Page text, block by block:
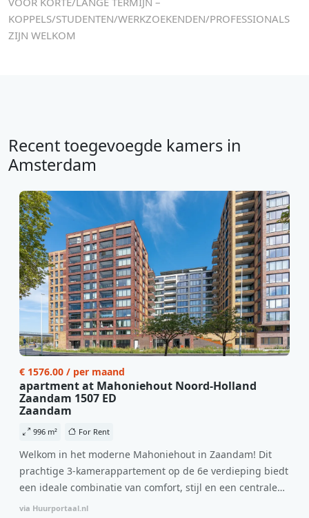
KOPPELS/STUDENTEN/WERKZOEKENDEN/PROFESSIONALS
ZIJN WELKOM
Recent toegevoegde kamers in
Amsterdam
€ 1576.00 / per maand
apartment at Mahoniehout Noord-Holland
Zaandam 1507 ED
Zaandam
996 m² For Rent
Welkom in het moderne Mahoniehout in Zaandam! Dit
prachtige 3-kamerappartement op de 6e verdieping biedt
een ideale combinatie van comfort, stijl en een centrale
locatie. Met een huurprijs van €1.576 per maand
via Huurportaal.nl